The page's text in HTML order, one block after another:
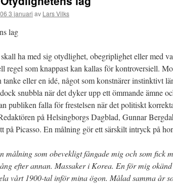
3 januari av Lars Vilks
lag
ha med sig otydlighet, obegriplighet eller med
regel som knappast kan kallas för kontroversiell.
tanke eller en idé, något som konstnärer instinktivt
snubbla när det dyker upp ett ömmande ämne
publiken falla för frestelsen när det politiskt
på Helsingborgs Dagblad, Gunnar
på Picasso. En målning gör ett särskilt intryck på
målning som obevekligt fångade mig och som fick
efter annan. Massaker i Korea. En för mig
vårt 1900-tal inför mina ögon. Målad samma år